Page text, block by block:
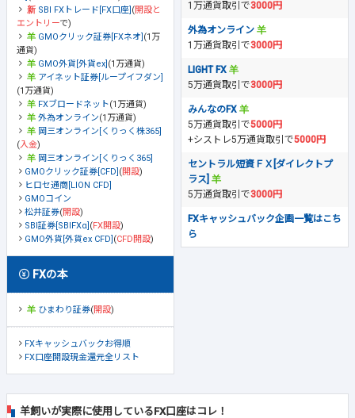
SBI FXトレード[FX口座] (開設と
エントリーで)
GMOクリック証券[FXネオ] (1万
通貨)
GMO外貨[外貨ex] (1万通貨)
アイネット証券[ループイフダン]
(1万通貨)
FXブロードネット(1万通貨)
外為オンライン(1万通貨)
岡三オンライン[くりっく株365]
(入金)
岡三オンライン[くりっく365]
GMOクリック証券[CFD] (開設)
ヒロセ通商[LION CFD]
GMOコイン
松井証券(開設)
SBI証券[SBIFXα] (FX開設)
GMO外貨[外貨ex CFD] (CFD開設)
FXの本
ひまわり証券(開設)
FXキャッシュバックお得順
FX口座開設現金還元全リスト
1万通貨取引で3000円
外為オンライン
1万通貨取引で3000円
LIGHT FX
5万通貨取引で3000円
みんなのFX
5万通貨取引で5000円
+シストレ5万通貨取引で5000円
セントラル短資ＦＸ[ダイレクトプ
ラス]
5万通貨取引で3000円
FXキャッシュバック企画一覧はこち
ら
羊飼いが実際に使用しているFX口座はコレ！